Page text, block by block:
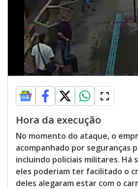
Hora da execução
No momento do ataque, o
acompanhado por seguranças
incluindo policiais militares. Há
eles poderiam ter facilitado o
deles alegaram estar com o